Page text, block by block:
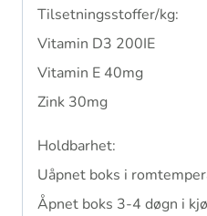
Tilsetningsstoffer/kg:
Vitamin D3 200IE
Vitamin E 40mg
Zink 30mg
Holdbarhet:
Uåpnet boks i
Åpnet boks 3-4 døgn i